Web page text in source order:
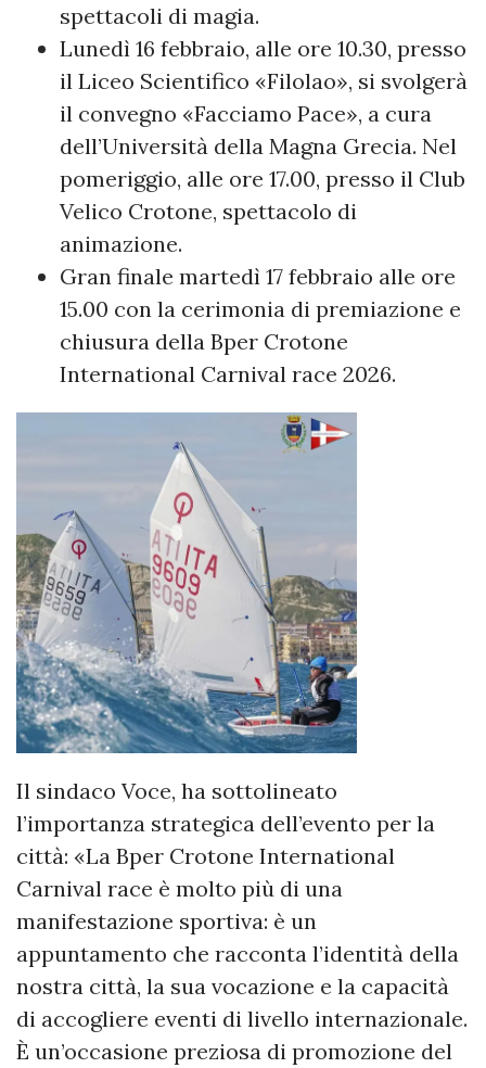
spettacoli di magia.
Lunedì 16 febbraio, alle ore 10.30, presso
il Liceo Scientifico «Filolao», si svolgerà
il convegno «Facciamo Pace», a cura
dell’Università della Magna Grecia. Nel
pomeriggio, alle ore 17.00, presso il Club
Velico Crotone, spettacolo di
animazione.
Gran finale martedì 17 febbraio alle ore
15.00 con la cerimonia di premiazione e
chiusura della Bper Crotone
International Carnival race 2026.
Il sindaco Voce, ha sottolineato
l’importanza strategica dell’evento per la
città: «La Bper Crotone International
Carnival race è molto più di una
manifestazione sportiva: è un
appuntamento che racconta l’identità della
nostra città, la sua vocazione e la capacità
di accogliere eventi di livello internazionale.
È un’occasione preziosa di promozione del